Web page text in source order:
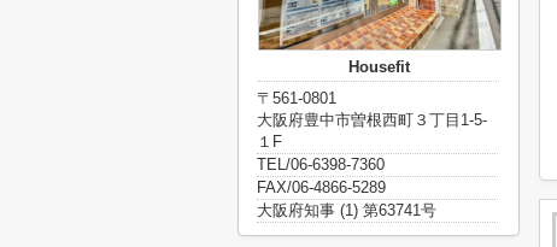
Housefit
〒561-0801
大阪府豊中市曽根西町３丁目1-5-
１F
TEL/06-6398-7360
FAX/06-4866-5289
大阪府知事 (1) 第63741号